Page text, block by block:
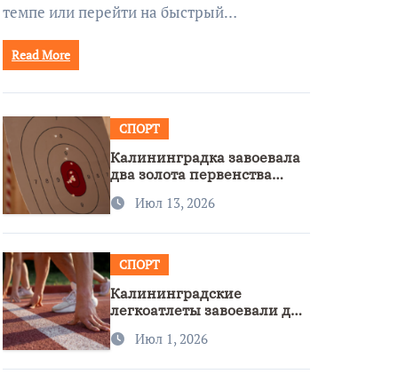
темпе или перейти на быстрый…
Read More
СПОРТ
Калининградка завоевала
два золота первенства
Июл 13, 2026
СПОРТ
Калининградские
легкоатлеты завоевали две
РоссииИюл 1, 2026